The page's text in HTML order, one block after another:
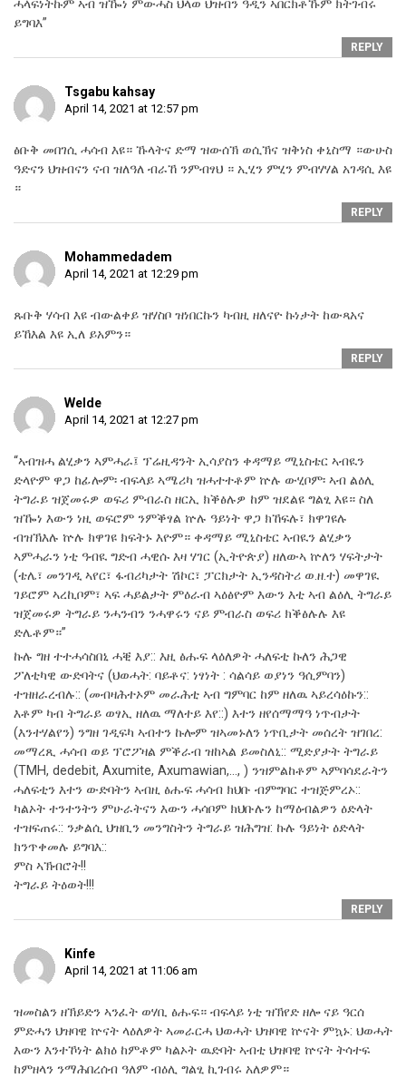
ሓላፍነትኩም ኣብ ዝዀነ ምውሓስ ህላወ ህዝብን ዓዲን ኣበርክቶኹም ክትገብሩ
ይግባእ”
REPLY
Tsgabu kahsay
April 14, 2021 at 12:57 pm
ፅቡቅ መበገሲ ሓሳብ እዩ። ኹላትና ድማ ዝውሰኽ ወሲኽና ዝቅነስ ቀኒስማ ።ውሁስ
ዓድናን ህዝብናን ናብ ዝለዓለ ብራኸ ንምብፃህ ። ኢሂን ምሂን ምብሃሃል አገዳሲ እዩ
።
REPLY
Mohammedadem
April 14, 2021 at 12:29 pm
ጹቡቅ ሃሳብ እዩ ብውልቀይ ዝሃስቦ ዝነበርኩን ካብዚ ዘለናዮ ኩነታት ከውጻአና
ይኸእል እዩ ኢለ ይአምን።
REPLY
Welde
April 14, 2021 at 12:27 pm
“ኣብዝሓ ልሂቃን ኣምሓራ፤ ፕሬዚዳንት ኢሳያስን ቀዳማይ ሚኒስቴር ኣብዪን
ድላዮም ዋጋ ከፊሎም፡ ብፍላይ ኣሜሪካ ዝሓተተቶም ኵሉ ውሂቦም፡ ኣብ ልዕሊ
ትግራይ ዝጀመሩዎ ወፍሪ ምብራስ ዘርኢ ክቕፅሉዎ ከም ዝደልዩ ግልፂ እዩ። ስለ
ዝዀነ እውን ነዚ ወፍሮም ንምቕፃል ኵሉ ዓይነት ዋጋ ክኸፍሉ፣ ክዋገዩሉ
ብዝኽእሉ ኵሉ ክዋገዩ ክፍትኑ እዮም። ቀዳማይ ሚኒስቴር ኣብዪን ልሂቃን
ኣምሓራን ነቲ ዓብዪ ግድብ ሓዊሱ እዛ ሃገር (ኢትዮጵያ) ዘለውኣ ኵለን ሃፍትታት
(ቴሌ፣ መንገዲ ኣየር፣ ፋብሪካታት ሽኮር፣ ፓርክታት ኢንዳስትሪ ወ.ዘ.ተ) መዋገዪ
ገይሮም ኣረኪቦም፣ ኣፍ ሓይልታት ምዕራብ ኣዕፅዮም እውን እቲ ኣብ ልዕሊ ትግራይ
ዝጀመሩዎ ትግራይ ንሓንብን ንሓዋሩን ናይ ምብራስ ወፍሪ ክቕፅሉሉ እዩ
ድሌቶም።”
ኩሉ ግዘ ተተሓሳስበኒ ሓቒ እያ:: እዚ ፅሑፍ ላዕለዎት ሓለፍቲ ኩለን ሕጋዊ
ፖለቲካዊ ውድባትና (ህወሓት: ባይቶና: ነፃነት : ሳልሳይ ወያነን ዓሲምባን)
ተዝዘራረብሉ:: (መብዛሕተኦም መራሕቲ ኣብ ግምባር ከም ዘለዉ ኣይረሳዕኩን::
እቶም ካብ ትግራይ ወፃኢ ዘለዉ ማለተይ እየ::) እተን ዘየሰማማዓ ነጥብታት
(እንተሃልየን) ንግዘ ገዲፍካ ኣብተን ኩሎም ዝኣመኑለን ነጥቢታት መሰረት ዝገበረ:
መማረጺ ሓሳብ ወይ ፕሮፖዛል ምቕራብ ዝከኣል ይመስለኒ:: ሚድያታት ትግራይ
(TMH, dedebit, Axumite, Axumawian,…, ) ንዝምልከቶም ኣምባሳደራትን
ሓለፍቲን እተን ውድባትን ኣብዚ ፅሑፍ ሓሳብ ክህቡ ብምግባር ተዝጅምረኦ::
ካልኦት ተንተንትን ምሁራትናን እውን ሓሳቦም ክህቡሉን ከማዕብልዎን ዕድላት
ተዝፍጠሩ:: ንቃልሲ ህዝቢን መንግስትን ትግራይ ዝሕግዝ: ኩሉ ዓይነት ዕድላት
ክንጥቀመሉ ይግባእ::
ምስ ኣኽብሮት!!
ትግራይ ትዕወት!!!
REPLY
Kinfe
April 14, 2021 at 11:06 am
ዝመስልን ዘኽይድን ኣንፈት ወሃቢ ፅሑፍ። ብፍላይ ነቲ ዝኽየድ ዘሎ ናይ ዓርሰ
ምድሓን ህዝባዊ ኵናት ላዕለዎት ኣመራርሓ ህወሓት ህዝባዊ ኵናት ምኳኑ: ህወሓት
እውን እንተኾነት ልክዕ ከምቶም ካልኦት ዉድባት ኣብቲ ህዝባዊ ኵናት ትሳተፍ
ከምዘላን ንማሕበረሰብ ዓለም ብዕሊ ግልፂ ኪገብሩ አለዎም።